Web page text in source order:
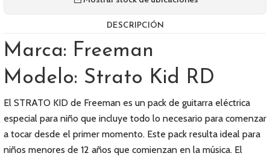
DESCRIPCIÓN
Marca: Freeman
Modelo: Strato Kid RD
El STRATO KID de Freeman es un pack de guitarra eléctrica
especial para niño que incluye todo lo necesario para comenzar
a tocar desde el primer momento. Este pack resulta ideal para
niños menores de 12 años que comienzan en la música. El